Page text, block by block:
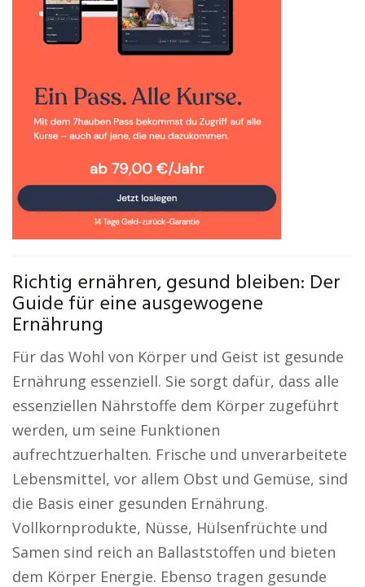
Richtig ernähren, gesund bleiben: Der
Guide für eine ausgewogene
Ernährung
Für das Wohl von Körper und Geist ist gesunde
Ernährung essenziell. Sie sorgt dafür, dass alle
essenziellen Nährstoffe dem Körper zugeführt
werden, um seine Funktionen
aufrechtzuerhalten. Frische und unverarbeitete
Lebensmittel, vor allem Obst und Gemüse, sind
die Basis einer gesunden Ernährung.
Vollkornprodukte, Nüsse, Hülsenfrüchte und
Samen sind reich an Ballaststoffen und bieten
dem Körper Energie. Ebenso tragen gesunde